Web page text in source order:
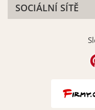
SOCIÁLNÍ SÍTĚ